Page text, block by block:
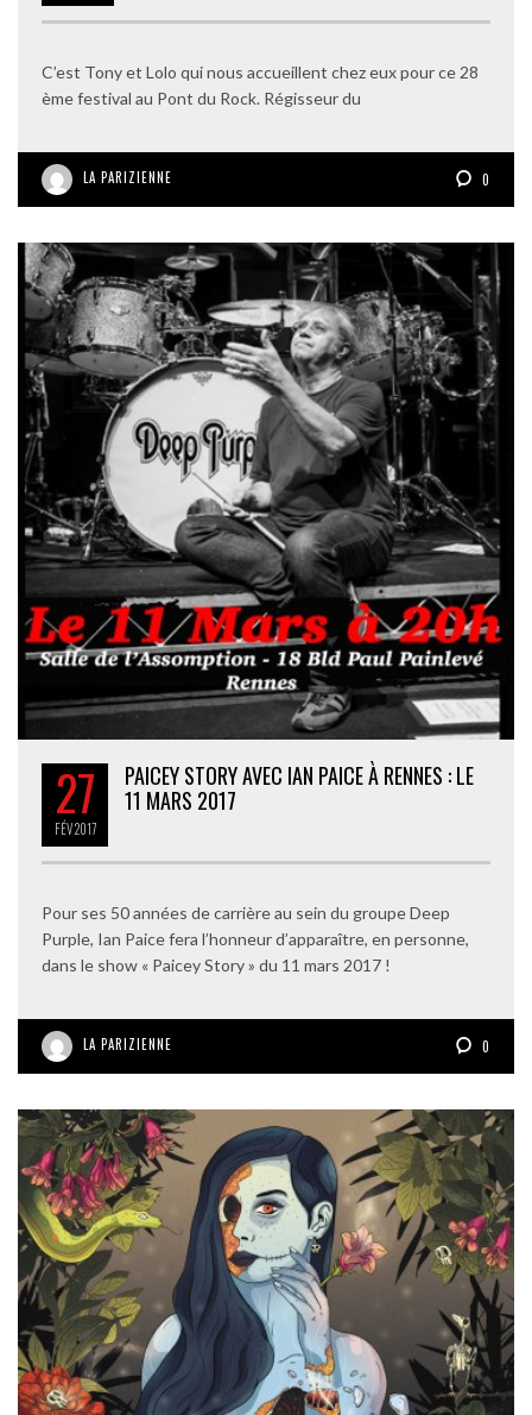
C’est Tony et Lolo qui nous accueillent chez eux pour ce 28
ème festival au Pont du Rock. Régisseur du
LA PARIZIENNE 0
27
FÉV2017
PAICEY STORY AVEC IAN PAICE À RENNES : LE
11 MARS 2017
Pour ses 50 années de carrière au sein du groupe Deep
Purple, Ian Paice fera l’honneur d’apparaître, en personne,
dans le show « Paicey Story » du 11 mars 2017 !
LA PARIZIENNE 0